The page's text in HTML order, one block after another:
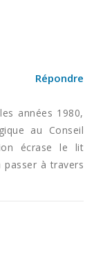
Répondre
années 1980,
au Conseil
écrase le lit
à travers